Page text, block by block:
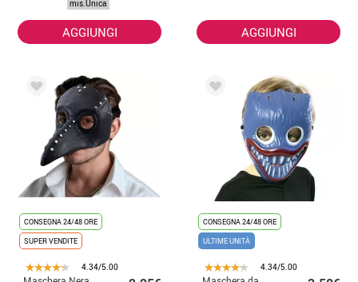
mis.Unica
AGGIUNGI AGGIUNGI
CONSEGNA 24/48 ORE
SUPER VENDITE
4.34/5.00
CONSEGNA 24/48 ORE
ULTIME UNITÀ
4.34/5.00